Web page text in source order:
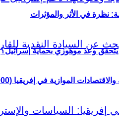
يتحقق وعد موهوزي بحماية إسرائيل؟
نظرة في الأثر والمؤثرات
الموازية في إفريقيا (2000–2026)